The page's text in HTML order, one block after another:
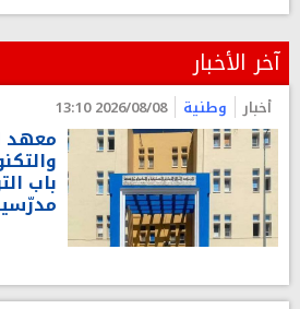
آخر الأخبار
أخبار وطنية 2026/08/08 13:10
معهد
باب